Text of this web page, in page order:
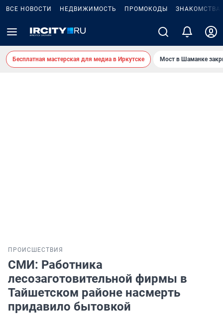
ВСЕ НОВОСТИ НЕДВИЖИМОСТЬ ПРОМОКОДЫ ЗНАКОМСТВА
Бесплатная мастерская для медиа в Иркутске Мост в Шаманке
ПРОИСШЕСТВИЯ
СМИ: Работника
лесозаготовительной фирмы в
Тайшетском районе насмерть
придавило бытовкой